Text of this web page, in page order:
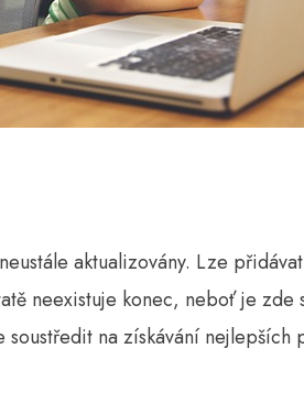
aktualizovány. Lze
neexistuje konec, neboť je
soustředit na získávání